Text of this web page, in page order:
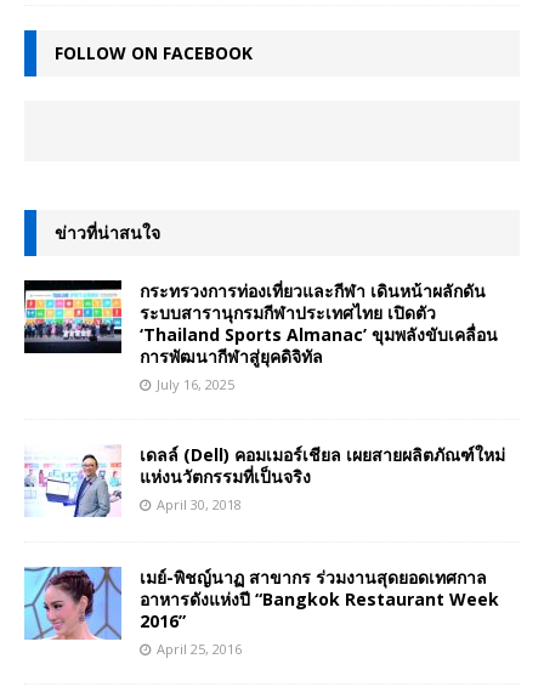
FOLLOW ON FACEBOOK
ข่าวที่น่าสนใจ
กระทรวงการท่องเที่ยวและกีฬา เดินหน้าผลักดัน
ระบบสารานุกรมกีฬาประเทศไทย เปิดตัว
‘Thailand Sports Almanac’ ขุมพลังขับเคลื่อน
การพัฒนากีฬาสู่ยุคดิจิทัล
July 16, 2025
เดลล์ (Dell) คอมเมอร์เชียล เผยสายผลิตภัณฑ์ใหม่
แห่งนวัตกรรมที่เป็นจริง
April 30, 2018
เมย์-พิชญ์นาฏ สาขากร ร่วมงานสุดยอดเทศกาล
อาหารดังแห่งปี “Bangkok Restaurant Week
2016”
April 25, 2016